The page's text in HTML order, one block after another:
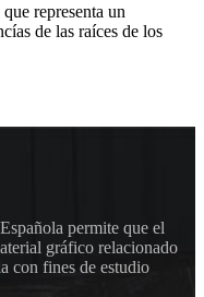
representa un
de las raíces de los
permite que el
gráfico relacionado
con fines de estudio